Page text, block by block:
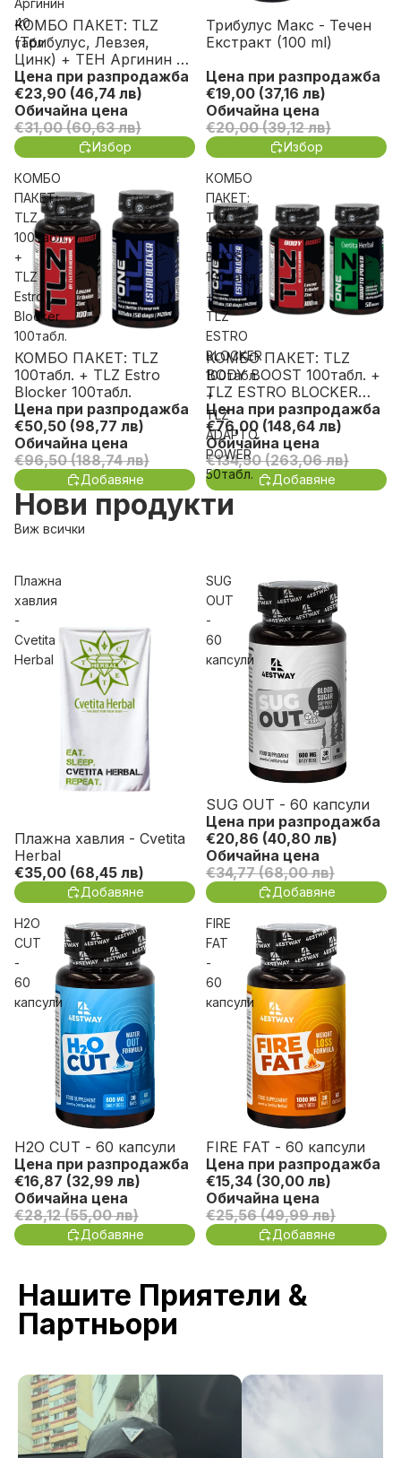
Аргинин
40
табл
Спести до 40%
КОМБО ПАКЕТ: TLZ
(Трибулус, Левзея,
Цинк) + ТЕН Аргинин 40
табл
Цена при разпродажба
€23,90 (46,74 лв)
Обичайна цена
€31,00(60,63 лв)
Избор
Спести до 40%
Трибулус Макс - Течен
Екстракт (100 ml)
Цена при разпродажба
€19,00 (37,16 лв)
Обичайна цена
€20,00(39,12 лв)
Избор
КОМБО
ПАКЕТ:
TLZ
100табл.
+
TLZ
Estro
Blocker
100табл.
Спести до 55%
КОМБО ПАКЕТ: TLZ
100табл. + TLZ Estro
Blocker 100табл.
Цена при разпродажба
€50,50 (98,77 лв)
Обичайна цена
€96,50(188,74 лв)
Добавяне
КОМБО
ПАКЕТ:
TLZ
BODY
BOOST
100табл.
+
TLZ
ESTRO
BLOCKER
100табл.
+
TLZ
ADAPTO
POWER
50табл.
Спести до 51%
КОМБО ПАКЕТ: TLZ
BODY BOOST 100табл. +
TLZ ESTRO BLOCKER
100табл. + TLZ ADAPTO
POWER 50табл.
Цена при разпродажба
€76,00 (148,64 лв)
Обичайна цена
€134,50(263,06 лв)
Добавяне
Нови продукти
Виж всички
Плажна
хавлия
-
Cvetita
Herbal
Плажна хавлия - Cvetita
Herbal
€35,00 (68,45 лв)
Добавяне
SUG
OUT
-
60
капсули
Спести до 40%
SUG OUT - 60 капсули
Цена при разпродажба
€20,86 (40,80 лв)
Обичайна цена
€34,77(68,00 лв)
Добавяне
H2O
CUT
-
60
капсули
Спести до 40%
H2O CUT - 60 капсули
Цена при разпродажба
€16,87 (32,99 лв)
Обичайна цена
€28,12(55,00 лв)
Добавяне
FIRE
FAT
-
60
капсули
Спести до 39%
FIRE FAT - 60 капсули
Цена при разпродажба
€15,34 (30,00 лв)
Обичайна цена
€25,56(49,99 лв)
Добавяне
Нашите Приятели &
Партньори